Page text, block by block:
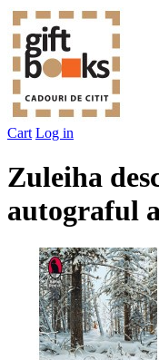
Cart Log in
Zuleiha
autograful